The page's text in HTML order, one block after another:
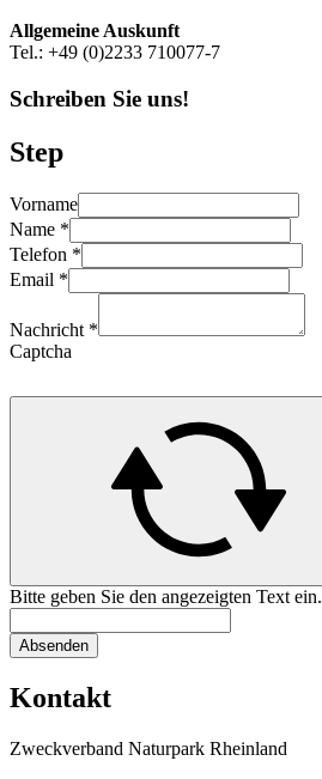
Allgemeine Auskunft
Tel.: +49 (0)2233 710077-7
Schreiben Sie uns!
Step
Vorname
Name *
Telefon *
Email *
Nachricht *
Captcha
Bitte geben Sie den angezeigten Text ein.
Absenden
Kontakt
Zweckverband Naturpark Rheinland